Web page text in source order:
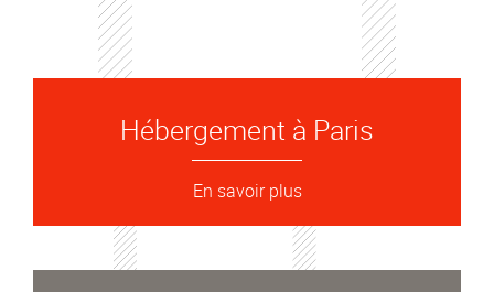
Hébergement à Paris
En savoir plus